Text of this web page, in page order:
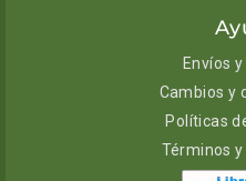
Envíos
Cambios y
Políticas
Términos